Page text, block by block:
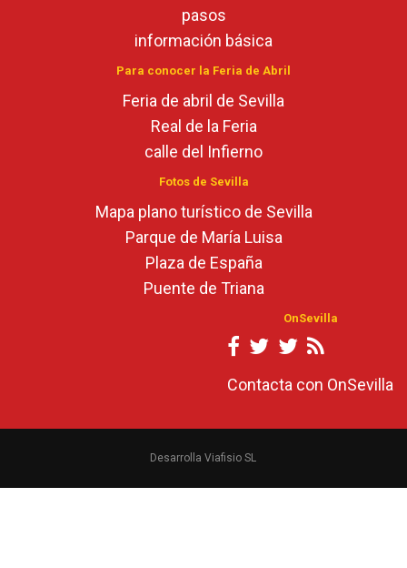
pasos
información básica
Para conocer la Feria de Abril
Feria de abril de Sevilla
Real de la Feria
calle del Infierno
Fotos de Sevilla
Mapa plano turístico de Sevilla
Parque de María Luisa
Plaza de España
Puente de Triana
OnSevilla
Contacta con OnSevilla
Desarrolla Viafisio SL